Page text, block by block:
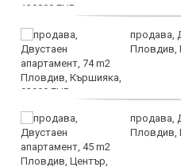
продава,
Пловдив,
продава,
Пловдив,